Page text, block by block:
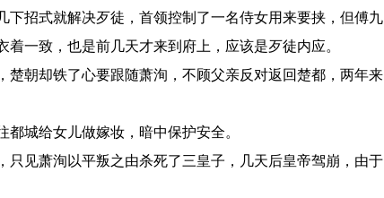
招式就解决歹徒，首领控制了一名侍女用来要挟，但傅九
一致，也是前几天才来到府上，应该是歹徒内应。
朝却铁了心要跟随萧洵，不顾父亲反对返回楚都，两年来
城给女儿做嫁妆，暗中保护安全。
见萧洵以平叛之由杀死了三皇子，几天后皇帝驾崩，由于